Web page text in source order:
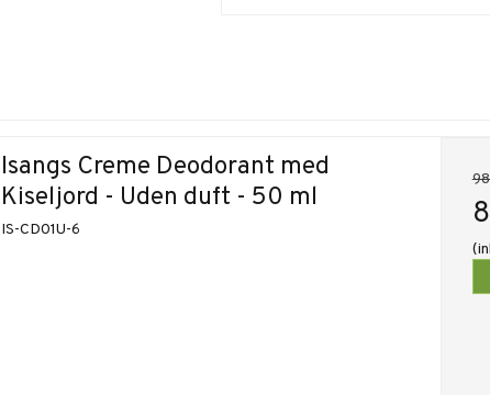
Isangs Creme Deodorant med
Kiseljord - Uden duft - 50 ml
IS-CD01U-6